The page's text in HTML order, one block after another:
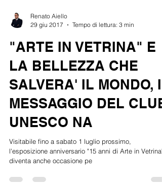
Renato Aiello
29 giu 2017
Tempo di lettura: 3 min
"ARTE IN VETRINA" E
LA BELLEZZA CHE
SALVERA' IL MONDO, IL
MESSAGGIO DEL CLUB
UNESCO NA
l'esposizione anniversario "15 anni di Arte in Vetrina"